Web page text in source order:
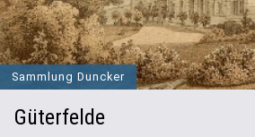
Sammlung Duncker
Güterfelde